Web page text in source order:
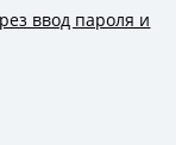
ввод пароля и